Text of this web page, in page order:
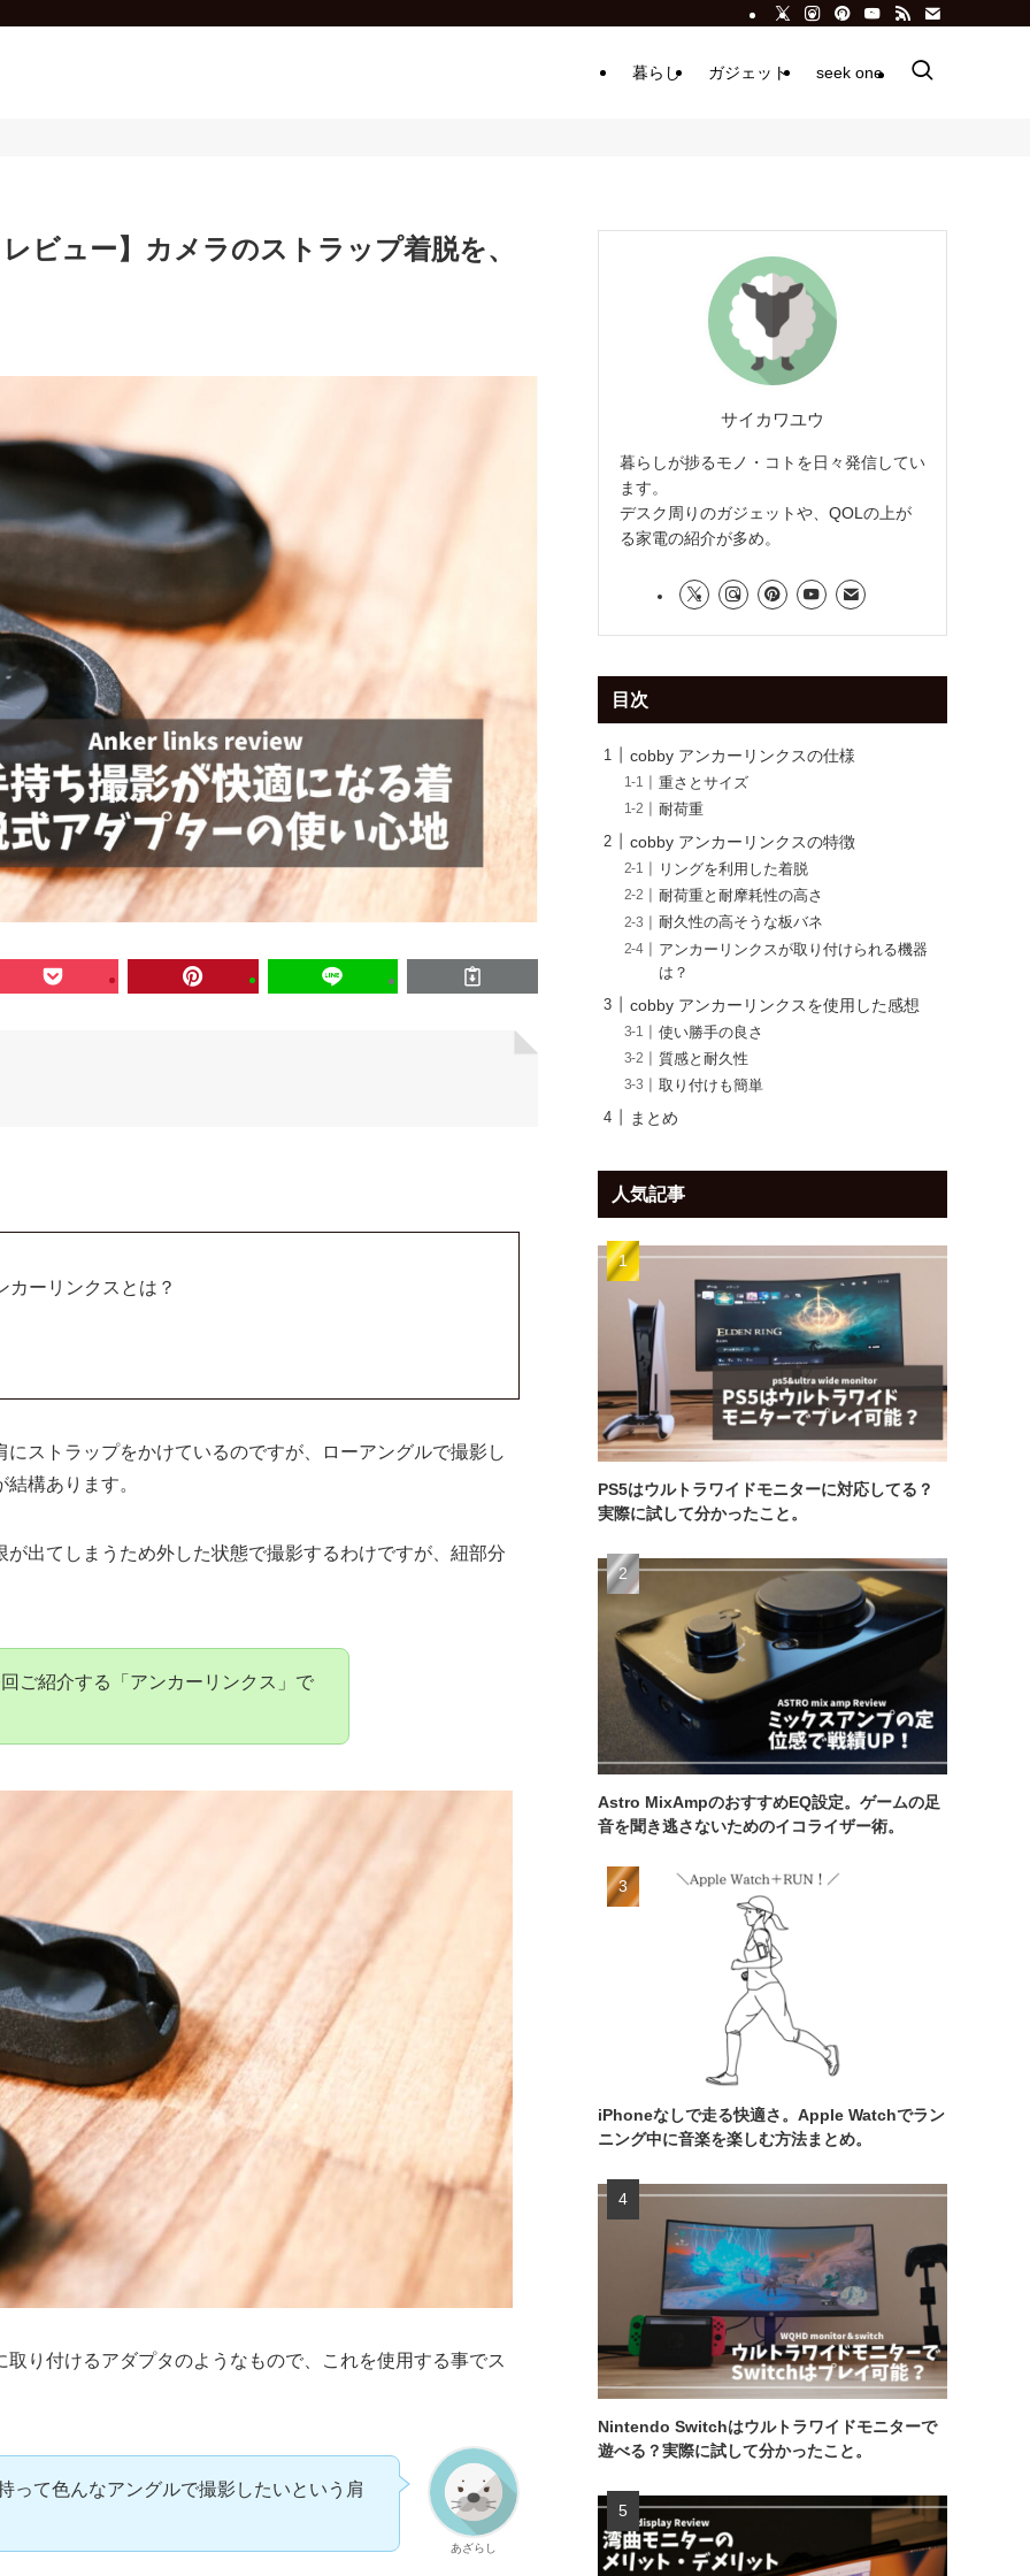
暮らし ガジェット seek one
ビュー】カメラのストラップ着脱を、
カーリンクスとは？
ストラップをかけているのですが、ローアングルで撮影し
構あります。
出てしまうため外した状態で撮影するわけですが、紐部分
ご紹介する「アンカーリンクス」で
り付けるアダプタのようなもので、これを使用する事でス
あざらし
って色んなアングルで撮影したいという肩
サイカワユウ
暮らしが捗るモノ・コトを日々発信してい
ます。
デスク周りのガジェットや、QOLの上が
る家電の紹介が多め。
目次
cobby アンカーリンクスの仕様
重さとサイズ
耐荷重
cobby アンカーリンクスの特徴
リングを利用した着脱
耐荷重と耐摩耗性の高さ
耐久性の高そうな板バネ
アンカーリンクスが取り付けられる機器
は？
cobby アンカーリンクスを使用した感想
使い勝手の良さ
質感と耐久性
取り付けも簡単
まとめ
人気記事
PS5はウルトラワイドモニターに対応してる？
実際に試して分かったこと。
Astro MixAmpのおすすめEQ設定。ゲームの足
音を聞き逃さないためのイコライザー術。
iPhoneなしで走る快適さ。Apple Watchでラン
ニング中に音楽を楽しむ方法まとめ。
Nintendo Switchはウルトラワイドモニターで
遊べる？実際に試して分かったこと。